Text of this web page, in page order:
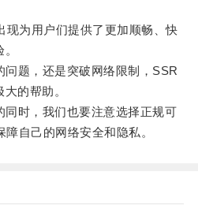
为用户们提供了更加顺畅、快
题，还是突破网络限制，SSR
的帮助。
时，我们也要注意选择正规可
自己的网络安全和隐私。